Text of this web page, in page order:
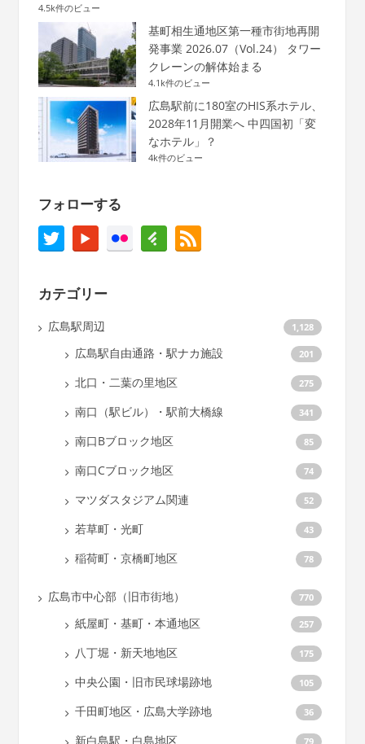
4.5k件のビュー
基町相生通地区第一種市街地再開
発事業 2026.07（Vol.24） タワー
クレーンの解体始まる
4.1k件のビュー
広島駅前に180室のHIS系ホテル、
2028年11月開業へ 中四国初「変
なホテル」？
4k件のビュー
フォローする
カテゴリー
広島駅周辺 1,128
広島駅自由通路・駅ナカ施設 201
北口・二葉の里地区 275
南口（駅ビル）・駅前大橋線 341
南口Bブロック地区 85
南口Cブロック地区 74
マツダスタジアム関連 52
若草町・光町 43
稲荷町・京橋町地区 78
広島市中心部（旧市街地） 770
紙屋町・基町・本通地区 257
八丁堀・新天地地区 175
中央公園・旧市民球場跡地 105
千田町地区・広島大学跡地 36
新白島駅・白島地区 79